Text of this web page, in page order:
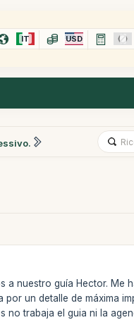
IT USD
a nuestro guía Hector. Me
un detalle de máxima
no trabaja el guia ni la